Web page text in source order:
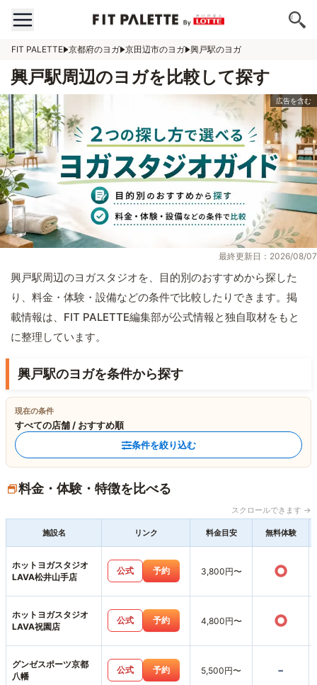
FIT PALETTE 京都府のヨガ 京田辺市のヨガ 興戸駅のヨガ
興戸駅周辺のヨガを比較して探す
最終更新日：2026/08/07
興戸駅周辺のヨガスタジオを、目的別のおすすめから探した
り、料金・体験・設備などの条件で比較したりできます。掲
載情報は、FIT PALETTE編集部が公式情報と独自取材をもと
に整理しています。
興戸駅のヨガを条件から探す
現在の条件
すべての店舗 / おすすめ順
条件を絞り込む
料金・体験・特徴を比べる
スクロールできます →
施設名 リンク 料金目安 無料体験
ホットヨガスタジオ
LAVA松井山手店
公式 予約 3,800円〜 ○
ホットヨガスタジオ
LAVA祝園店
公式 予約 4,800円〜 ○
グンゼスポーツ京都
八幡
公式 予約 5,500円〜 -